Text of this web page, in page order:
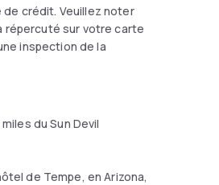
crédit. Veuillez noter
répercuté sur votre carte
inspection de la
du Sun Devil
de Tempe, en Arizona,